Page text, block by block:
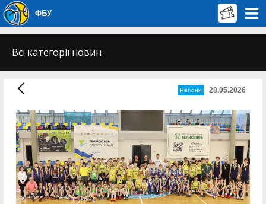
ФБУ
Всі категорії новин
Регіони 28.05.2026